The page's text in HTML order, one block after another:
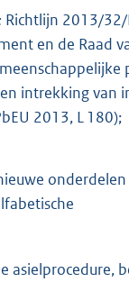
Richtlijn 2013/32/
en de Raad
intrekking van
2013, L 180);
onderdelen
asielprocedure,